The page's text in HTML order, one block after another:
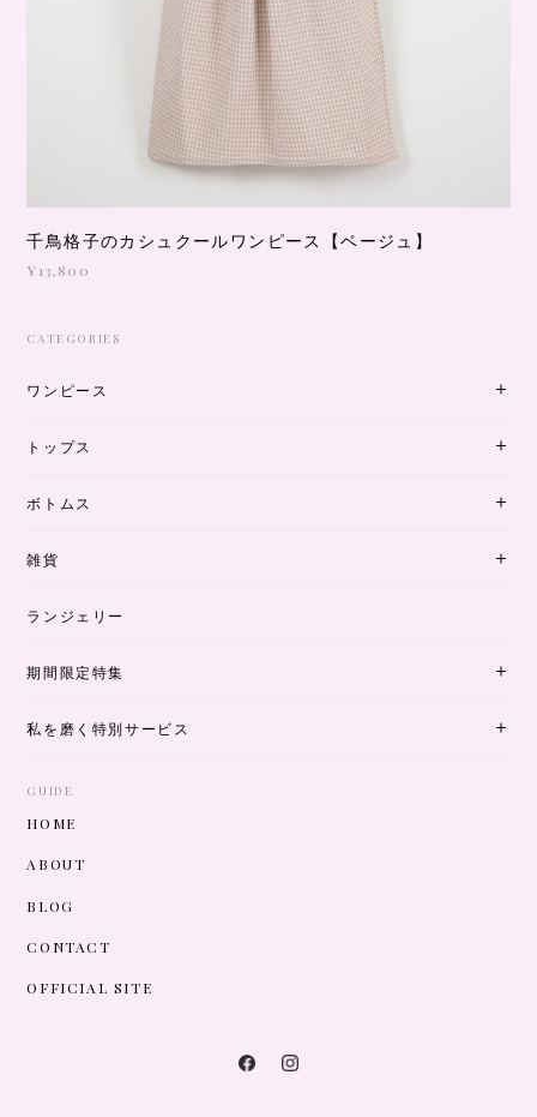
千鳥格子のカシュクールワンピース【ベージュ】
¥13,800
CATEGORIES
ワンピース
トップス
ボトムス
雑貨
ランジェリー
期間限定特集
私を磨く特別サービス
GUIDE
HOME
ABOUT
BLOG
CONTACT
OFFICIAL SITE